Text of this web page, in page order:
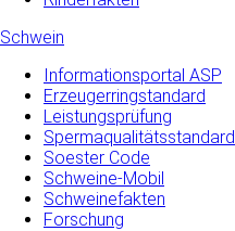
Schwein
Informationsportal ASP
Erzeugerringstandard
Leistungsprüfung
Spermaqualitätsstandard
Soester Code
Schweine-Mobil
Schweinefakten
Forschung